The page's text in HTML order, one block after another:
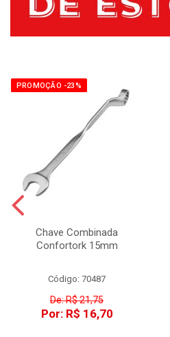
PROMOÇÃO -23%
Chave Combinada
Confortork 15mm
Código: 70487
De: R$ 21,75
Por: R$ 16,70